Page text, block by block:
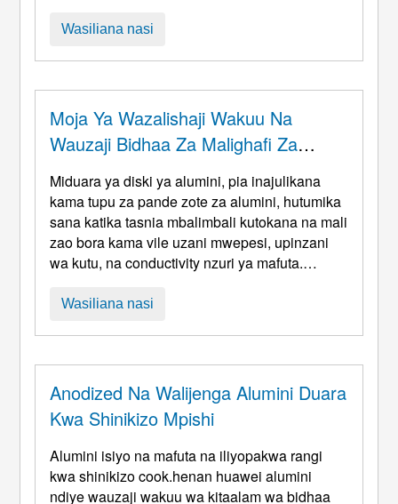
kuteketeza. Miaka ya karibuni, muundo wa
chini ya nishati. Mzunguko wa alumini ...
Wasiliana nasi
Moja Ya Wazalishaji Wakuu Na
Wauzaji Bidhaa Za Malighafi Za
Chuma Cha Pua Kutoka Misri Kote
Ulimwenguni 5 Maombi Ya Mduara
Wa Diski Ya Alumini
Miduara ya diski ya alumini, pia inajulikana
kama tupu za pande zote za alumini, hutumika
sana katika tasnia mbalimbali kutokana na mali
zao bora kama vile uzani mwepesi, upinzani
wa kutu, na conductivity nzuri ya mafuta.
diski ya alumini ni pamoja na: 1-Vyakula vya
kupikia kama vile sufuria, sufuria, na karatasi
za kuoka. Sura ya mviringo ya th ...
Wasiliana nasi
Anodized Na Walijenga Alumini Duara
Kwa Shinikizo Mpishi
Alumini isiyo na mafuta na iliyopakwa rangi
kwa shinikizo cook.henan huawei alumini
ndiye wauzaji wakuu wa kitaalam wa bidhaa